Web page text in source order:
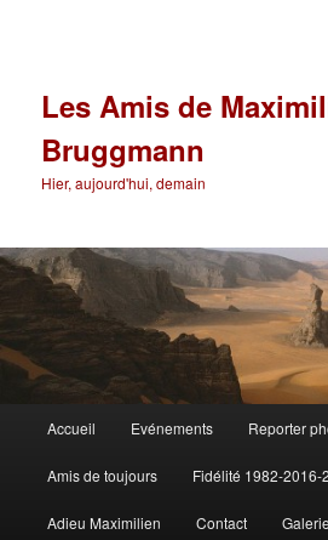
Les Amis de
Bruggmann
Hier, aujourd'hui, demain
principal
Accueil Evénements Reporter
Amis de toujours Fidélité 1982-2016-
Adieu Maximilien Contact